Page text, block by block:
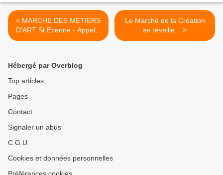
< MARCHE DES METIERS
D’ART St Etienne - Appel à
candidature
Le Marché de la Création
se réveille... >
Hébergé par Overblog
Top articles
Pages
Contact
Signaler un abus
C.G.U.
Cookies et données personnelles